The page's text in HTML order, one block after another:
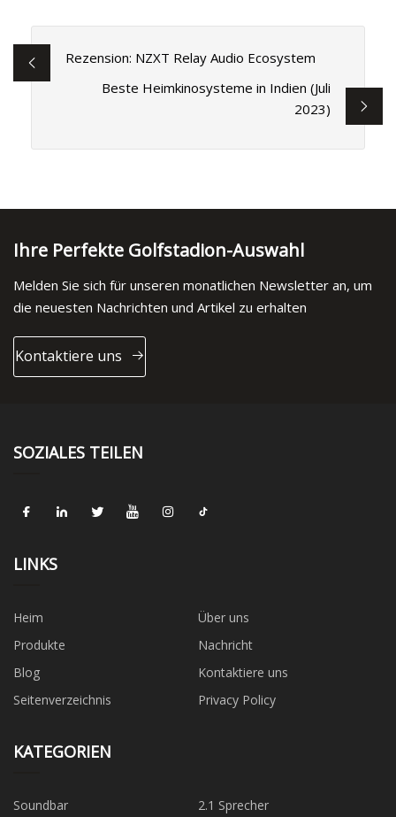
Rezension: NZXT Relay Audio Ecosystem
Beste Heimkinosysteme in Indien (Juli
2023)
Ihre Perfekte Golfstadion-Auswahl
Melden Sie sich für unseren monatlichen Newsletter an, um
die neuesten Nachrichten und Artikel zu erhalten
Kontaktiere uns
SOZIALES TEILEN
LINKS
Heim
Über uns
Produkte
Nachricht
Blog
Kontaktiere uns
Seitenverzeichnis
Privacy Policy
KATEGORIEN
Soundbar 2.1 Sprecher